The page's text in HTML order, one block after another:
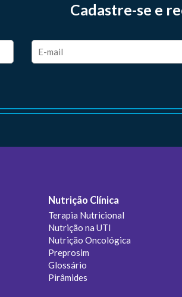
Cadastre-se e
Nutrição Clínica
Terapia Nutricional
Nutrição na UTI
Nutrição Oncológica
Preprosim
Glossário
Pirâmides